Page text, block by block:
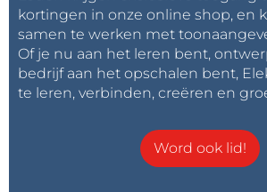
kortingen in onze online shop, en
samen te werken met
Of je nu aan het leren bent,
bedrijf aan het opschalen bent,
te leren, verbinden, creëren en
Word ook lid!